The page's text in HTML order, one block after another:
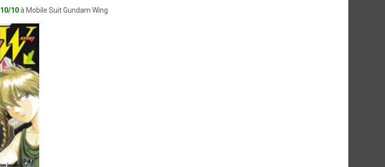
10/10à Mobile Suit Gundam Wing